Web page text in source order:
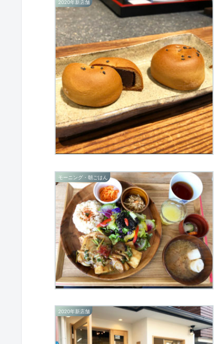
2020年新店舗
モーニング・朝ごはん
2020年新店舗